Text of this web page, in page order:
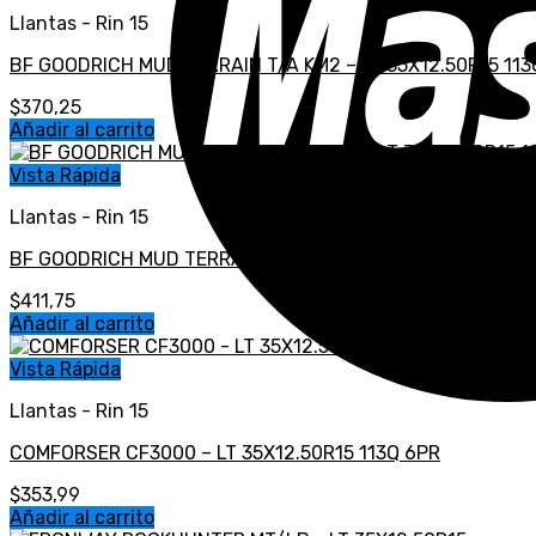
Llantas - Rin 15
BF GOODRICH MUD TERRAIN T/A KM2 – LT 35X12.50R15
$370,25
Añadir al carrito
Vista Rápida
Llantas - Rin 15
BF GOODRICH MUD TERRAIN T/A KM3 – LT 35X12.50R15
$411,75
Añadir al carrito
Vista Rápida
Llantas - Rin 15
COMFORSER CF3000 – LT 35X12.50R15 113Q 6PR
$353,99
Añadir al carrito